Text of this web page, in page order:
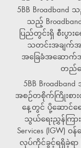
5BB
သည့်
ပြည်တွင်းရှိ စီးပွာ
သတင်းအချက်
အခြေခံအဆောက်
တည်ဆ
5BB
အစဉ်တစိုက်ကြိုးစား
နေ့တွင် ပို့ဆောင်ရ
သွယ်ရေးညွှန်ကြားမှု
Services (IGW) ဝ
လုပ်ကိုင်ခွင့်ရရှိခဲ့ရာ